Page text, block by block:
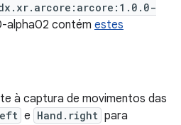
alpha02 contém estes
à captura de movimentos das
e Hand.right para